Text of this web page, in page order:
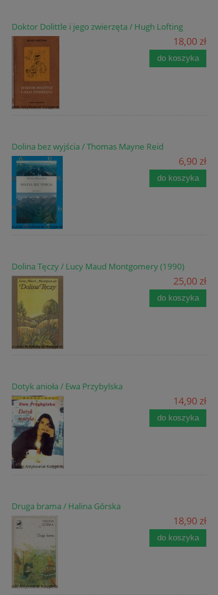
Doktor Dolittle i jego zwierzęta / Hugh Lofting
18,00 zł
do koszyka
Dolina bez wyjścia / Thomas Mayne Reid
6,90 zł
do koszyka
Dolina Tęczy / Lucy Maud Montgomery (1990)
25,00 zł
do koszyka
Dotyk anioła / Ewa Przybylska
14,90 zł
do koszyka
Druga brama / Halina Górska
18,90 zł
do koszyka